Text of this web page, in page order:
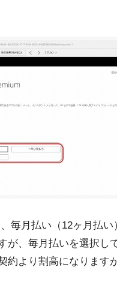
毎月払い（12ヶ月払
が、毎月払いを選択し
約より割高になります